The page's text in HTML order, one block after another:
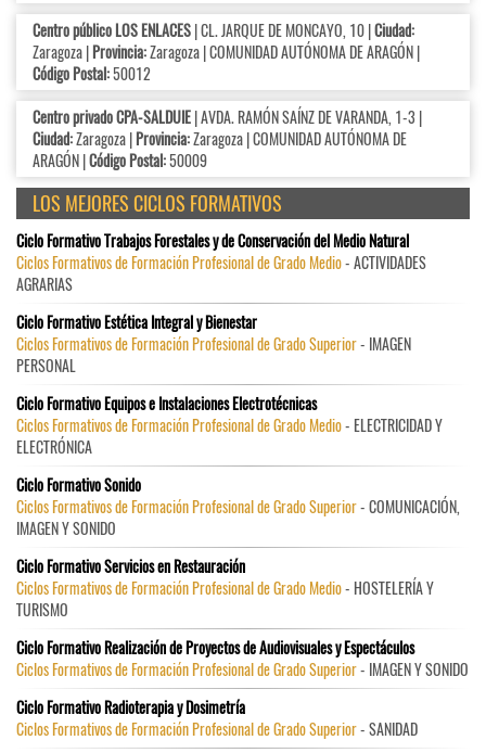
Centro público LOS ENLACES| CL. JARQUE DE MONCAYO, 10 |Ciudad:
Zaragoza |Provincia:Zaragoza | COMUNIDAD AUTÓNOMA DE ARAGÓN |
Código Postal:50012
Centro privado CPA-SALDUIE| AVDA. RAMÓN SAÍNZ DE VARANDA, 1-3 |
Ciudad:Zaragoza |Provincia:Zaragoza | COMUNIDAD AUTÓNOMA DE
ARAGÓN |Código Postal:50009
LOS MEJORES CICLOS FORMATIVOS
Ciclo Formativo Trabajos Forestales y de Conservación del Medio Natural
Ciclos Formativos de Formación Profesional de Grado Medio- ACTIVIDADES
AGRARIAS
Ciclo Formativo Estética Integral y Bienestar
Ciclos Formativos de Formación Profesional de Grado Superior- IMAGEN
PERSONAL
Ciclo Formativo Equipos e Instalaciones Electrotécnicas
Ciclos Formativos de Formación Profesional de Grado Medio- ELECTRICIDAD Y
ELECTRÓNICA
Ciclo Formativo Sonido
Ciclos Formativos de Formación Profesional de Grado Superior- COMUNICACIÓN,
IMAGEN Y SONIDO
Ciclo Formativo Servicios en Restauración
Ciclos Formativos de Formación Profesional de Grado Medio- HOSTELERÍA Y
TURISMO
Ciclo Formativo Realización de Proyectos de Audiovisuales y Espectáculos
Ciclos Formativos de Formación Profesional de Grado Superior- IMAGEN Y SONIDO
Ciclo Formativo Radioterapia y Dosimetría
Ciclos Formativos de Formación Profesional de Grado Superior- SANIDAD